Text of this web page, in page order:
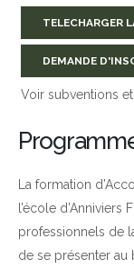
TELECHARGER
DEMANDE
Voir subventions
La formation
l’école d’Anniviers
professionnels de
de se présenter au